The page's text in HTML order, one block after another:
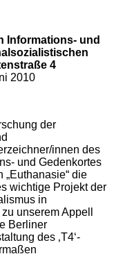
Informations- und
4
2010
der
innen des
und Gedenkortes
die
wichtige Projekt der
in
unserem Appell
Berliner
des ‚T4‘-